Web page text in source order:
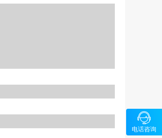

电话咨询
咨询